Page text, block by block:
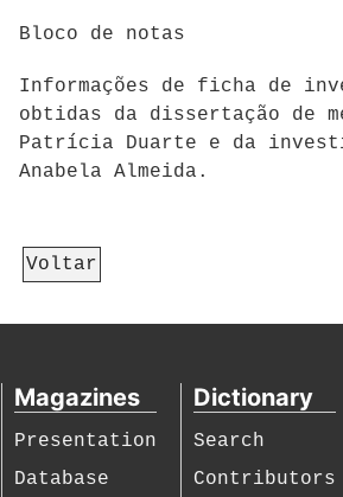
Bloco de notas
Informações de ficha de
obtidas da dissertação de
Patrícia Duarte e da
Anabela Almeida.
Voltar
Magazines
Presentation
Database
Dictionary
Search
Contributors